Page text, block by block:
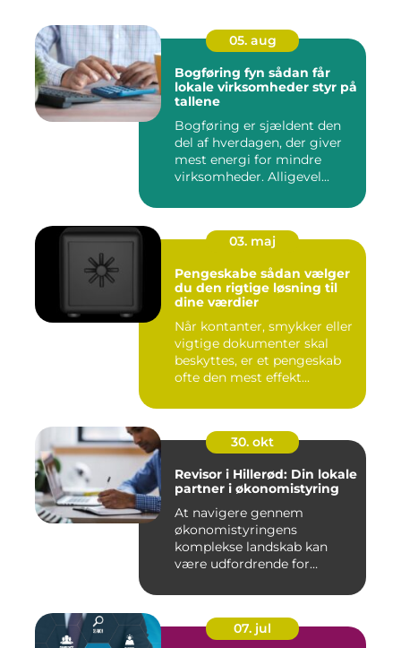
05. aug
Bogføring fyn sådan får
lokale virksomheder styr på
tallene
Bogføring er sjældent den
del af hverdagen, der giver
mest energi for mindre
virksomheder. Alligevel...
03. maj
Pengeskabe sådan vælger
du den rigtige løsning til
dine værdier
Når kontanter, smykker eller
vigtige dokumenter skal
beskyttes, er et pengeskab
ofte den mest effekt...
30. okt
Revisor i Hillerød: Din lokale
partner i økonomistyring
At navigere gennem
økonomistyringens
komplekse landskab kan
være udfordrende for
07. jul